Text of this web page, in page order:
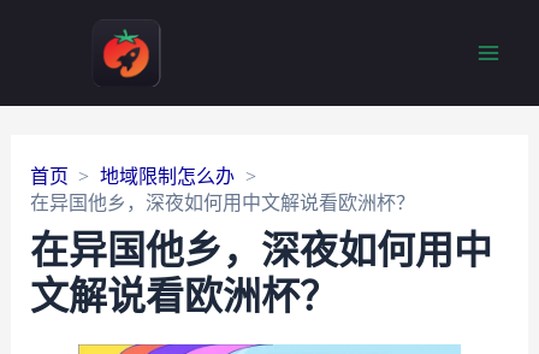
首页
地域限制怎么办
在异国他乡，深夜如何用中文解说看欧洲杯？
在异国他乡，深夜如何用中
文解说看欧洲杯？